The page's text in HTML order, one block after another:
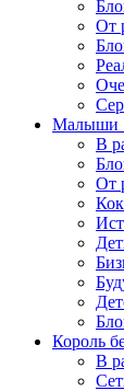
От
Малыши
В
От
Король
В